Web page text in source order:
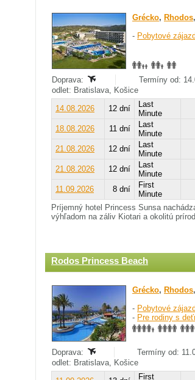
Grécko, Rhodos,
- Pobytové
Doprava:
Termíny od:
odlet: Bratislava, Košice
14.08.2026
12 dní
Last
Minute
18.08.2026 11 dní
Last
Minute
21.08.2026 12 dní
Last
Minute
21.08.2026 12 dní
Last
Minute
11.09.2026 8 dní
First
Minute
Príjemný hotel Princess Sunsa
výhľadom na záliv Kiotari a okolitú
Rodos Princess Beach
Grécko, Rhodos,
- Pobytové
- Pre rodiny s
Doprava:
Termíny od:
odlet: Bratislava, Košice
First